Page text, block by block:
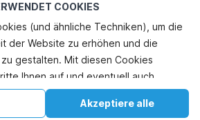
COOKIES
(und ähnliche Techniken), um die
der Website zu erhöhen und die
gestalten. Mit diesen Cookies
Ihnen auf und eventuell auch
folgen, um Werbung Ihren
und das Teilen von Informationen über
Akzeptiere alle
für Urlaub
für den Urlaub
lund
für Urlaub in Orkelljunga
Urlaub in Skane
Rufen Sie an, um zu buchen
Buchungen Konto